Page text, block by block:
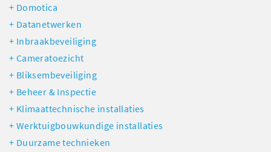
Domotica
Datanetwerken
Inbraakbeveiliging
Cameratoezicht
Bliksembeveiliging
Beheer & Inspectie
Klimaattechnische installaties
Werktuigbouwkundige installaties
Duurzame technieken